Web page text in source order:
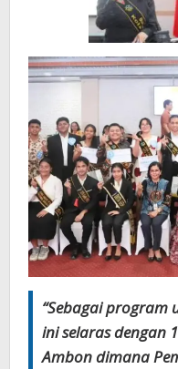
“Sebagai program
ini selaras dengan
Ambon dimana